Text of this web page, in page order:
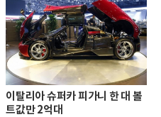
이탈리아 슈퍼카 피가니 한 대 볼
트값만 2억대